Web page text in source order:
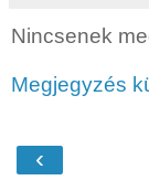
Nincsenek
Megjegyzés
‹